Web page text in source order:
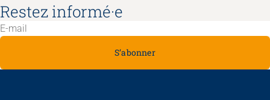
Restez informé·e
S’abonner